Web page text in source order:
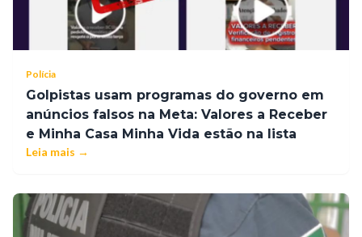
Polícia
Golpistas usam programas do governo em
anúncios falsos na Meta: Valores a Receber
e Minha Casa Minha Vida estão na lista
Leia mais →